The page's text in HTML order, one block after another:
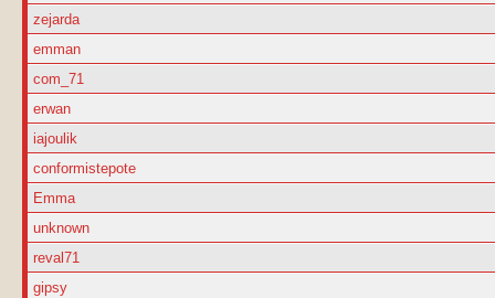
zejarda
emman
com_71
erwan
iajoulik
conformistepote
Emma
unknown
reval71
gipsy